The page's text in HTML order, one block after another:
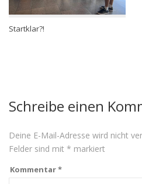
Startklar?!
Schreibe einen
Deine E-Mail-Adresse wird nicht
Felder sind mit * markiert
Kommentar*